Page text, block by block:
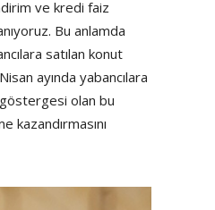
ve kredi faiz
Bu anlamda
satılan konut
ayında yabancılara
göstergesi olan bu
kazandırmasını